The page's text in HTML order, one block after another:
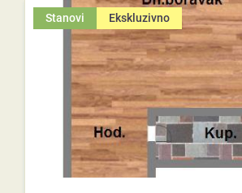
Stanovi Ekskluzivno